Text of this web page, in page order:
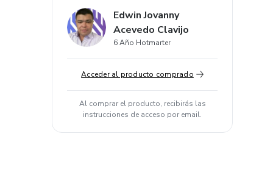
Edwin Jovanny
Acevedo Clavijo
6 Año Hotmarter
Acceder al producto comprado
Al comprar el producto, recibirás las
instrucciones de acceso por email.